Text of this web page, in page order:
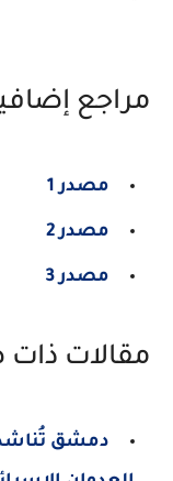
مراجع
مصدر 1
مصدر 2
مصدر 3
مقالات
دمشق